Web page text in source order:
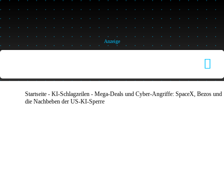
Skip
to
content
Anzeige
HOME
Startseite - KI-Schlagzeilen - Mega-Deals und Cyber-Angriffe: SpaceX, Bezos und
die Nachbeben der US-KI-Sperre